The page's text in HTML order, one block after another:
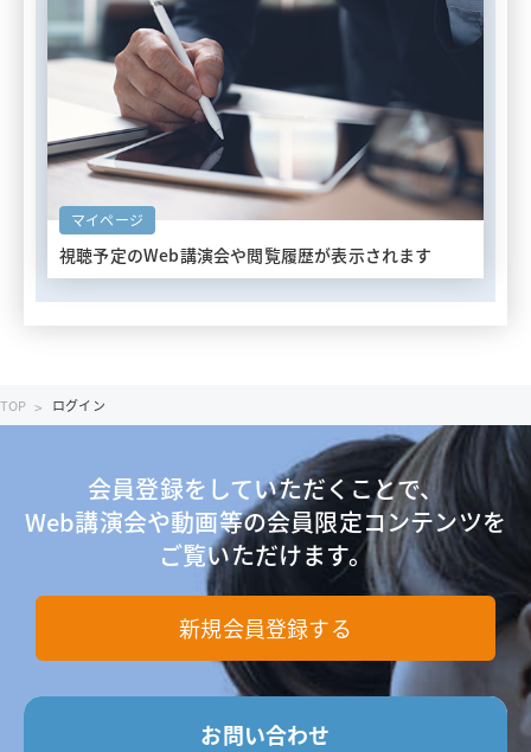
マイページ
視聴予定のWeb講演会や閲覧履歴が表示されます
TOP ログイン
会員登録をしていただくことで、
Web講演会や動画等の会員限定コンテンツを
ご覧いただけます。
新規会員登録する
お問い合わせ